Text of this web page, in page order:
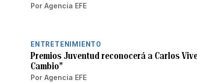
Por Agencia EFE
ENTRETENIMIENTO
Premios Juventud reconocerá a Carlos
Cambio”
Por Agencia EFE